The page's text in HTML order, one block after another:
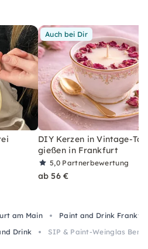
Auch bei Dir
DIY Kerzen in Vintage-
gießen in Frankfurt
5,0 Partnerbewertung
ab 56 €
am Main
Paint and Drink
Drink SIP & Paint-Weinglas